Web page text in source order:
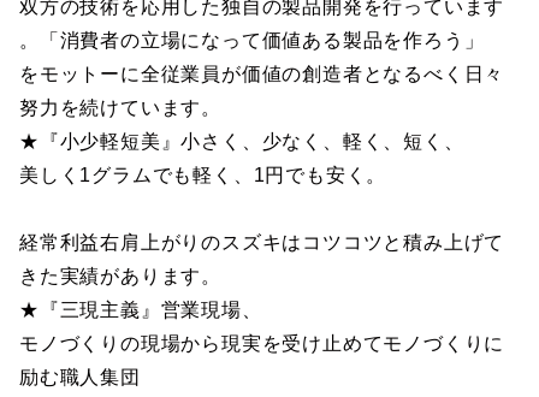
双方の技術を応用した独自の製品開発を行っています
。「消費者の立場になって価値ある製品を作ろう」
をモットーに全従業員が価値の創造者となるべく日々
努力を続けています。
★『小少軽短美』小さく、少なく、軽く、短く、
美しく1グラムでも軽く、1円でも安く。
経常利益右肩上がりのスズキはコツコツと積み上げて
きた実績があります。
★『三現主義』営業現場、
モノづくりの現場から現実を受け止めてモノづくりに
励む職人集団